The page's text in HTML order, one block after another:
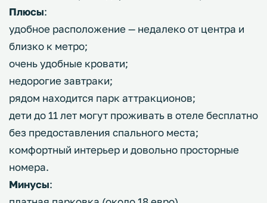
Плюсы:
удобное расположение — недалеко от центра и
близко к метро;
очень удобные кровати;
недорогие завтраки;
рядом находится парк аттракционов;
дети до 11 лет могут проживать в отеле бесплатно
без предоставления спального места;
комфортный интерьер и довольно просторные
номера.
Минусы: